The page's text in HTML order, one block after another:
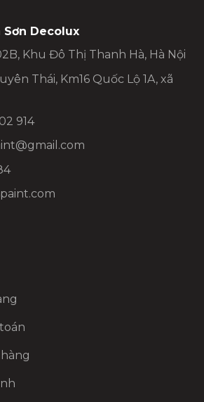
Sơn Decolux
Khu Đô Thị Thanh Hà, Hà Nội
Thái, Km16 Quốc Lộ 1A, xã
914